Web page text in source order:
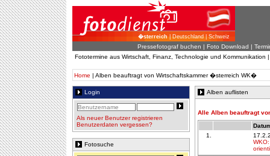
�sterreich| Deutschland | Schweiz
Pressefotograf buchen | Foto Download |
Fototermine aus Wirtschaft, Finanz, Technologie und Kommunikation
Home | Alben beauftragt von Wirtschaftskammer �sterreich WK�
Login
Als neuer Benutzer registrieren
Benutzerdaten vergessen?
Fotosuche
Alben auflisten
Alle Alben beauftragt
1.